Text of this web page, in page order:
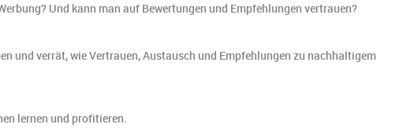
Und kann man auf Bewertungen und Empfehlungen vertrauen?
und verrät, wie Vertrauen, Austausch und Empfehlungen zu nachhaltigem
lernen und profitieren.